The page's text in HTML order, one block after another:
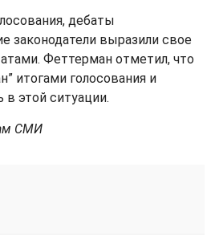
дебаты
законодатели выразили свое
Феттерман отметил, что
итогами голосования и
этой ситуации.
СМИ